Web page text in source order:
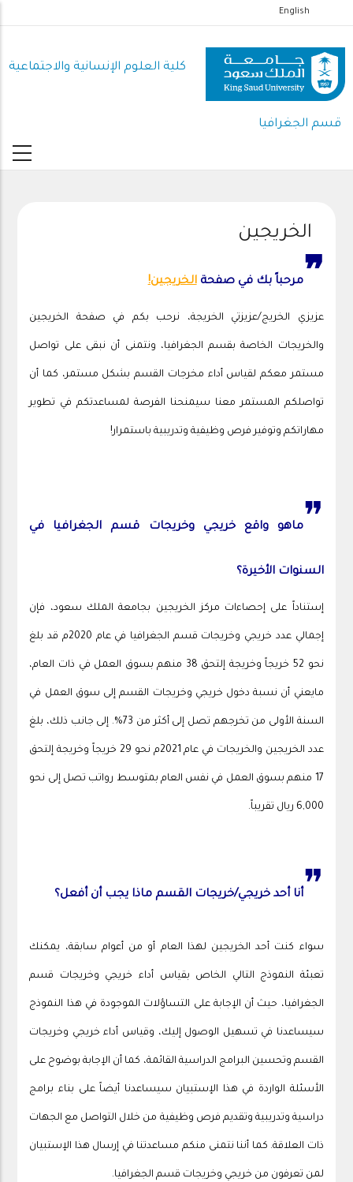
إلى
المحتوى
الرئيسي
English
كلية العلوم اﻹنسانية واﻻجتماعية
قسم الجغرافيا
الخريجين
❞مرحباً بك في صفحة الخريجين!
عزيزي الخريج/عزيزتي الخريجة، نرحب بكم في صفحة الخريجين
والخريجات الخاصة بقسم الجغرافيا، ونتمنى أن نبقى على تواصل
مستمر معكم لقياس أداء مخرجات القسم بشكل مستمر، كما أن
تواصلكم المستمر معنا سيمنحنا الفرصة لمساعدتكم في تطوير
مهاراتكم وتوفير فرص وظيفية وتدريبية باستمرار!
❞ماهو واقع خريجي وخريجات قسم الجغرافيا في
السنوات الأخيرة؟
إستناداً على إحصاءات مركز الخريجين بجامعة الملك سعود، فإن
إجمالي عدد خريجي وخريجات قسم الجغرافيا في عام 2020م قد بلغ
نحو 52 خريجاً وخريجة إلتحق 38 منهم بسوق العمل في ذات العام،
مايعني أن نسبة دخول خريجي وخريجات القسم إلى سوق العمل في
السنة الأولى من تخرجهم تصل إلى أكثر من 73%. إلى جانب ذلك، بلغ
عدد الخريجين والخريجات في عام 2021م نحو 29 خريجاً وخريجة إلتحق
17 منهم بسوق العمل في نفس العام بمتوسط رواتب تصل إلى نحو
6,000 ريال تقريباً.
❞أنا أحد خريجي/خريجات القسم ماذا يجب أن أفعل؟
سواء كنت أحد الخريجين لهذا العام أو من أعوام سابقة، يمكنك
تعبئة النموذج التالي الخاص بقياس أداء خريجي وخريجات قسم
الجغرافيا، حيث أن الإجابة على التساؤلات الموجودة في هذا النموذج
سيساعدنا في تسهيل الوصول إليك، وقياس أداء خريجي وخريجات
القسم وتحسين البرامج الدراسية القائمة، كما أن الإجابة بوضوح على
الأسئلة الواردة في هذا الإستبيان سيساعدنا أيضاً على بناء برامج
دراسية وتدريبية وتقديم فرص وظيفية من خلال التواصل مع الجهات
ذات العلاقة. كما أننا نتمنى منكم مساعدتنا في إرسال هذا الإستبيان
لمن تعرفون من خريجي وخريجات قسم الجغرافيا.